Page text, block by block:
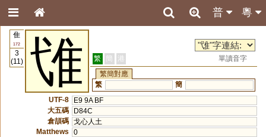
粵
普
隹
172
3
(11)
隿 繁 簡 港
單讀音字
繁簡對應
繁
簡
UTF-8
E9 9A BF
大五碼
D84C
倉頡碼 戈心人土
Matthews
0